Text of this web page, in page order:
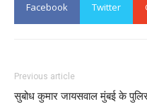
Facebook Twitter
Previous article
सुबोध कुमार जायसवाल मुंबई के